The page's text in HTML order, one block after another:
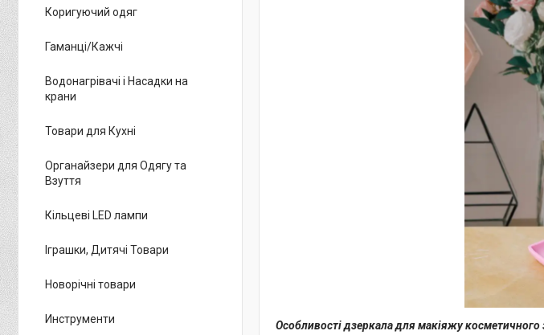
Особливості дзеркала для макіяжу
Коригуючий одяг
Гаманці/Кажчі
Водонагрівачі і Насадки на
крани
Товари для Кухні
Органайзери для Одягу та
Взуття
Кільцеві LED лампи
Іграшки, Дитячі Товари
Новорічні товари
Инструменти